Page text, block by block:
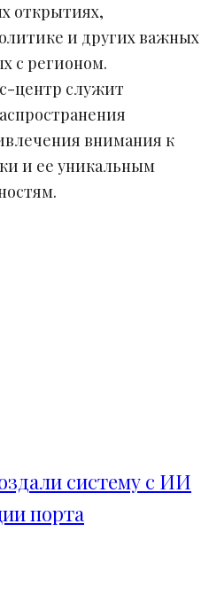
открытиях,
и других важных
с регионом.
центр служит
внимания к
и ее уникальным
систему с ИИ
порта